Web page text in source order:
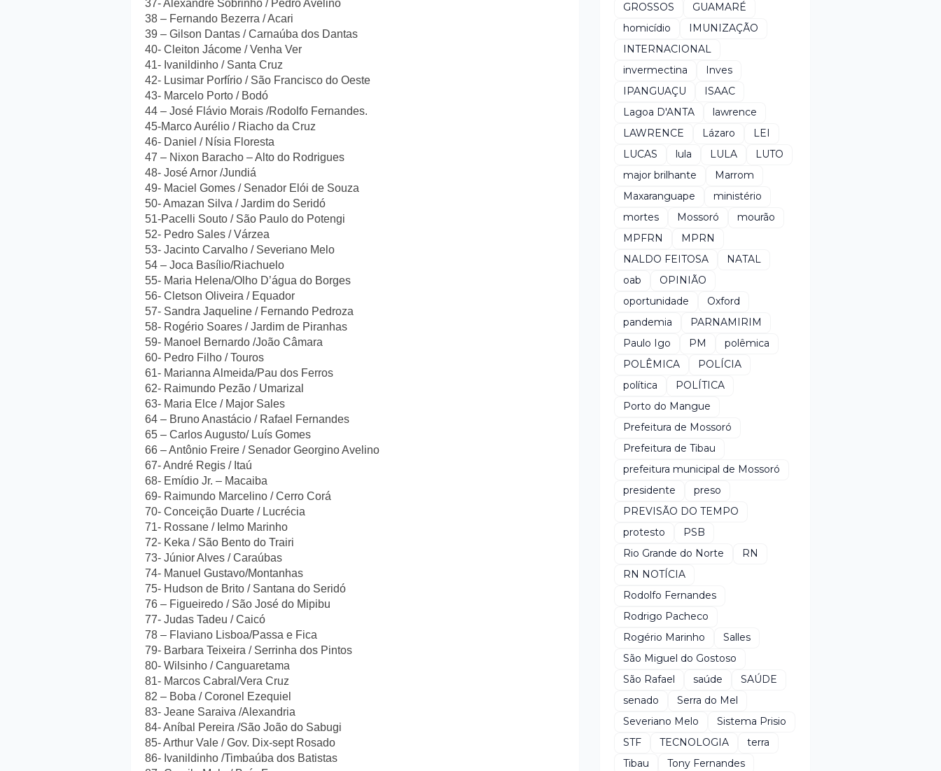
37- Alexandre Sobrinho / Pedro Avelino
38 – Fernando Bezerra / Acari
39 – Gilson Dantas / Carnaúba dos Dantas
40- Cleiton Jácome / Venha Ver
41- Ivanildinho / Santa Cruz
42- Lusimar Porfírio / São Francisco do Oeste
43- Marcelo Porto / Bodó
44 – José Flávio Morais /Rodolfo Fernandes.
45-Marco Aurélio / Riacho da Cruz
46- Daniel / Nísia Floresta
47 – Nixon Baracho – Alto do Rodrigues
48- José Arnor /Jundiá
49- Maciel Gomes / Senador Elói de Souza
50- Amazan Silva / Jardim do Seridó
51-Pacelli Souto / São Paulo do Potengi
52- Pedro Sales / Várzea
53- Jacinto Carvalho / Severiano Melo
54 – Joca Basílio/Riachuelo
55- Maria Helena/Olho D’água do Borges
56- Cletson Oliveira / Equador
57- Sandra Jaqueline / Fernando Pedroza
58- Rogério Soares / Jardim de Piranhas
59- Manoel Bernardo /João Câmara
60- Pedro Filho / Touros
61- Marianna Almeida/Pau dos Ferros
62- Raimundo Pezão / Umarizal
63- Maria Elce / Major Sales
64 – Bruno Anastácio / Rafael Fernandes
65 – Carlos Augusto/ Luís Gomes
66 – Antônio Freire / Senador Georgino Avelino
67- André Regis / Itaú
68- Emídio Jr. – Macaiba
69- Raimundo Marcelino / Cerro Corá
70- Conceição Duarte / Lucrécia
71- Rossane / Ielmo Marinho
72- Keka / São Bento do Trairi
73- Júnior Alves / Caraúbas
74- Manuel Gustavo/Montanhas
75- Hudson de Brito / Santana do Seridó
76 – Figueiredo / São José do Mipibu
77- Judas Tadeu / Caicó
78 – Flaviano Lisboa/Passa e Fica
79- Barbara Teixeira / Serrinha dos Pintos
80- Wilsinho / Canguaretama
81- Marcos Cabral/Vera Cruz
82 – Boba / Coronel Ezequiel
83- Jeane Saraiva /Alexandria
84- Aníbal Pereira /São João do Sabugi
85- Arthur Vale / Gov. Dix-sept Rosado
86- Ivanildinho /Timbaúba dos Batistas
GROSSOS
GUAMARÉ
homicídio
IMUNIZAÇÃO
INTERNACIONAL
invermectina
Inves
IPANGUAÇU
ISAAC
Lagoa D'ANTA
lawrence
LAWRENCE
Lázaro
LEI
LUCAS
lula LULA
LUTO
major brilhante
Marrom
Maxaranguape
ministério
mortes
Mossoró
mourão
MPFRN
MPRN
NALDO FEITOSA
NATAL
oab
OPINIÃO
oportunidade
Oxford
pandemia
PARNAMIRIM
Paulo Igo
PM
polêmica
POLÊMICA
POLÍCIA
política
POLÍTICA
Porto do Mangue
Prefeitura de Mossoró
Prefeitura de Tibau
prefeitura municipal de Mossoró
presidente
preso
PREVISÃO DO TEMPO
protesto
PSB
Rio Grande do Norte
RN
RN NOTÍCIA
Rodolfo Fernandes
Rodrigo Pacheco
Rogério Marinho
Salles
São Miguel do Gostoso
São Rafael
saúde
SAÚDE
senado
Serra do Mel
Severiano Melo
Sistema Prisio
STF
TECNOLOGIA
terra
Tibau
Tony Fernandes